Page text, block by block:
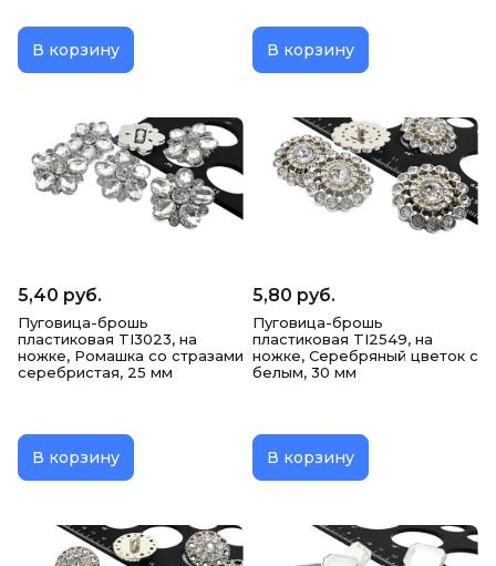
В корзину В корзину
5,40 руб.
Пуговица-брошь
пластиковая TI3023, на
ножке, Ромашка со стразами
серебристая, 25 мм
В корзину
5,80 руб.
Пуговица-брошь
пластиковая TI2549, на
ножке, Серебряный цветок с
белым, 30 мм
В корзину